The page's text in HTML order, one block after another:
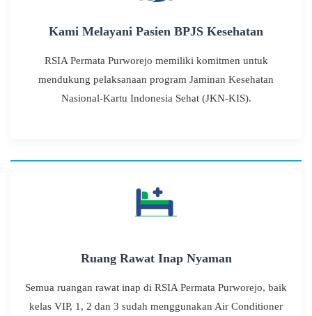
Kami Melayani Pasien BPJS Kesehatan
RSIA Permata Purworejo memiliki komitmen untuk
mendukung pelaksanaan program Jaminan Kesehatan
Nasional-Kartu Indonesia Sehat (JKN-KIS).
Ruang Rawat Inap Nyaman
Semua ruangan rawat inap di RSIA Permata Purworejo, baik
kelas VIP, 1, 2 dan 3 sudah menggunakan Air Conditioner